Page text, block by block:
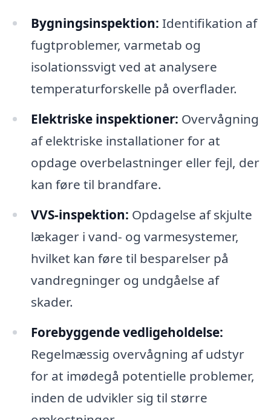
Bygningsinspektion: Identifikation af
fugtproblemer, varmetab og
isolationssvigt ved at analysere
temperaturforskelle på overflader.
Elektriske inspektioner: Overvågning
af elektriske installationer for at
opdage overbelastninger eller fejl, der
kan føre til brandfare.
VVS-inspektion: Opdagelse af skjulte
lækager i vand- og varmesystemer,
hvilket kan føre til besparelser på
vandregninger og undgåelse af
skader.
Forebyggende vedligeholdelse:
Regelmæssig overvågning af udstyr
for at imødegå potentielle problemer,
inden de udvikler sig til større